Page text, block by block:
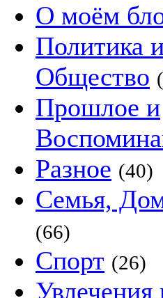
О моём
Политика
Общество
Прошлое и
Разное (40)
Семья,
(66)
Спорт (26)